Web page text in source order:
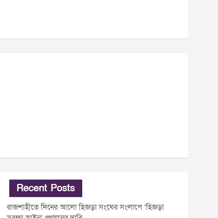
Recent Posts
রাজশাহীতে দিনের আলো হিজড়া সংঘের সংলাপে ‘হিজড়া